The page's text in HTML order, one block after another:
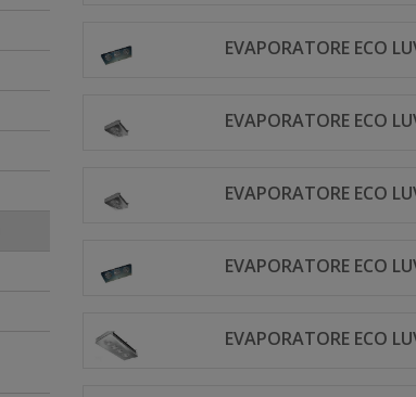
EVAPORATORE ECO
EVAPORATORE ECO
EVAPORATORE ECO
EVAPORATORE ECO
EVAPORATORE ECO